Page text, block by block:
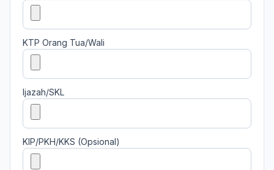
KTP Orang Tua/Wali
Ijazah/SKL
KIP/PKH/KKS (Opsional)